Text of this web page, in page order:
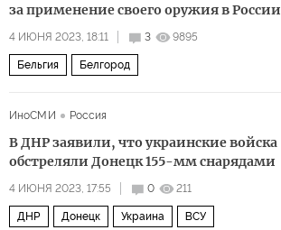
за применение своего оружия в России
4 ИЮНЯ 2023, 18:11 3 9895
Бельгия Белгород
ИноСМИ Россия
В ДНР заявили, что украинские войска
обстреляли Донецк 155-мм снарядами
4 ИЮНЯ 2023, 17:55 0 211
ДНР Донецк Украина ВСУ